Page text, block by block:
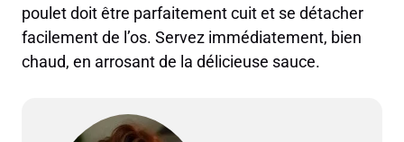
poulet doit être parfaitement cuit et se détacher
facilement de l’os. Servez immédiatement, bien
chaud, en arrosant de la délicieuse sauce.